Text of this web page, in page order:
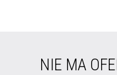
NIE MA